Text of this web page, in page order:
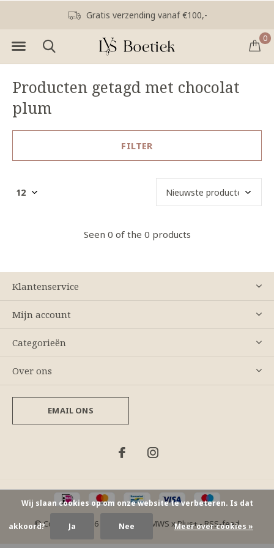
0
Gratis verzending vanaf €100,-
Producten getagd met chocolat
plum
FILTER
Seen 0 of the 0 products
Klantenservice
Mijn account
Categorieën
Over ons
EMAIL ONS
© Copyright 2026 - Theme By DMWS xPlus+-RSS-feed
Wij slaan cookies op om onze website te verbeteren. Is dat
akkoord? Ja Nee Meer over cookies »